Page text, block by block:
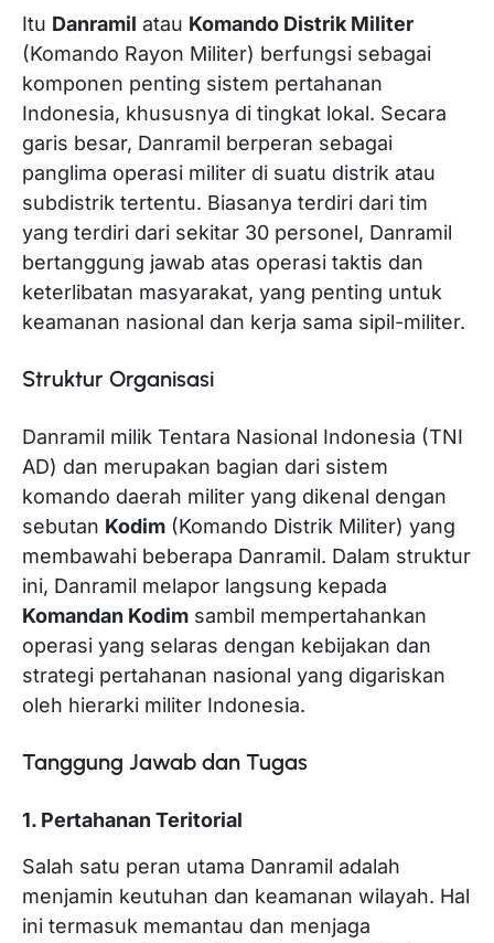
Itu Danramil atau Komando Distrik Militer
(Komando Rayon Militer) berfungsi sebagai
komponen penting sistem pertahanan
Indonesia, khususnya di tingkat lokal. Secara
garis besar, Danramil berperan sebagai
panglima operasi militer di suatu distrik atau
subdistrik tertentu. Biasanya terdiri dari tim
yang terdiri dari sekitar 30 personel, Danramil
bertanggung jawab atas operasi taktis dan
keterlibatan masyarakat, yang penting untuk
keamanan nasional dan kerja sama sipil-militer.
Struktur Organisasi
Danramil milik Tentara Nasional Indonesia (TNI
AD) dan merupakan bagian dari sistem
komando daerah militer yang dikenal dengan
sebutan Kodim (Komando Distrik Militer) yang
membawahi beberapa Danramil. Dalam struktur
ini, Danramil melapor langsung kepada
Komandan Kodim sambil mempertahankan
operasi yang selaras dengan kebijakan dan
strategi pertahanan nasional yang digariskan
oleh hierarki militer Indonesia.
Tanggung Jawab dan Tugas
1. Pertahanan Teritorial
Salah satu peran utama Danramil adalah
menjamin keutuhan dan keamanan wilayah. Hal
ini termasuk memantau dan menjaga